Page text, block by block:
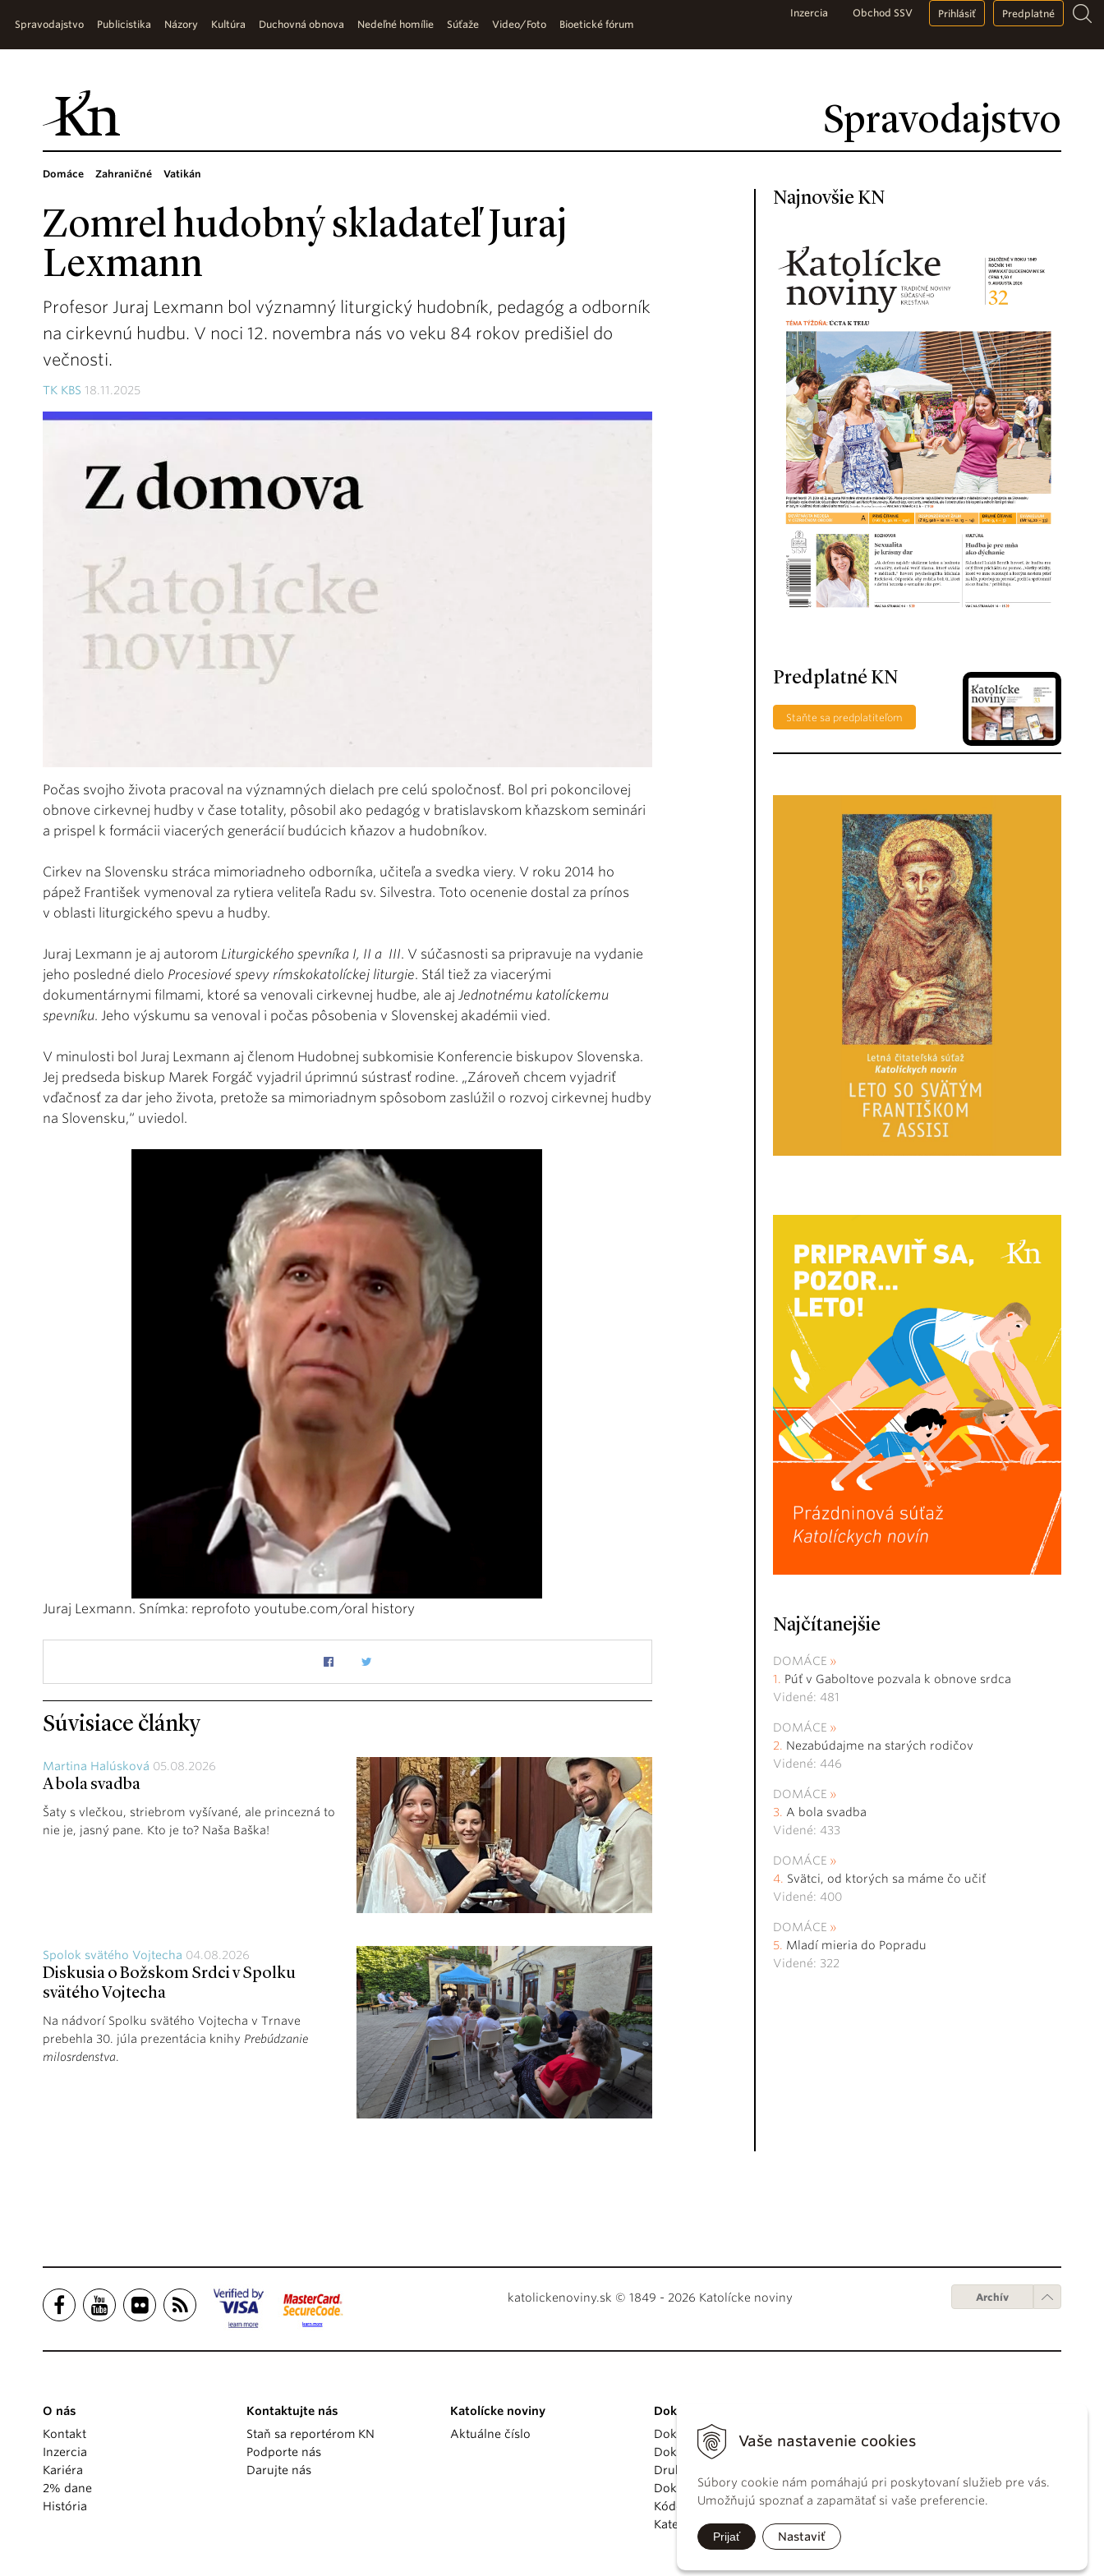
Vaše nastavenie cookies
Súbory cookie nám pomáhajú pri poskytovaní služieb pre vás.
Umožňujú spoznať a zapamätať si vaše preferencie.
Prijať Nastaviť
Spravodajstvo
Spravodajstvo Publicistika Názory Kultúra Duchovná obnova Nedeľné homílie Súťaže Video/Foto Bioetické fórum
Inzercia Obchod SSV Prihlásiť Predplatné
Domáce Zahraničné Vatikán
Zomrel hudobný skladateľ Juraj
Lexmann
Profesor Juraj Lexmann bol významný liturgický hudobník, pedagóg a odborník
na cirkevnú hudbu. V noci 12. novembra nás vo veku 84 rokov predišiel do
večnosti.
TK KBS 18.11.2025
Počas svojho života pracoval na významných dielach pre celú spoločnosť. Bol pri pokoncilovej
obnove cirkevnej hudby v čase totality, pôsobil ako pedagóg v bratislavskom kňazskom seminári
a prispel k formácii viacerých generácií budúcich kňazov a hudobníkov.
Cirkev na Slovensku stráca mimoriadneho odborníka, učiteľa a svedka viery. V roku 2014 ho
pápež František vymenoval za rytiera veliteľa Radu sv. Silvestra. Toto ocenenie dostal za prínos
v oblasti liturgického spevu a hudby.
Juraj Lexmann je aj autorom Liturgického spevníka I, II a III. V súčasnosti sa pripravuje na vydanie
jeho posledné dielo Procesiové spevy rímskokatolíckej liturgie. Stál tiež za viacerými
dokumentárnymi filmami, ktoré sa venovali cirkevnej hudbe, ale aj Jednotnému katolíckemu
spevníku. Jeho výskumu sa venoval i počas pôsobenia v Slovenskej akadémii vied.
V minulosti bol Juraj Lexmann aj členom Hudobnej subkomisie Konferencie biskupov Slovenska.
Jej predseda biskup Marek Forgáč vyjadril úprimnú sústrasť rodine. „Zároveň chcem vyjadriť
vďačnosť za dar jeho života, pretože sa mimoriadnym spôsobom zaslúžil o rozvoj cirkevnej hudby
na Slovensku,“ uviedol.
Juraj Lexmann. Snímka: reprofoto youtube.com/oral history
Súvisiace články
Martina Halúsková 05.08.2026
A bola svadba
Šaty s vlečkou, striebrom vyšívané, ale princezná to
nie je, jasný pane. Kto je to? Naša Baška!
Spolok svätého Vojtecha 04.08.2026
Diskusia o Božskom Srdci v Spolku
svätého Vojtecha
Na nádvorí Spolku svätého Vojtecha v Trnave
prebehla 30. júla prezentácia knihy Prebúdzanie
milosrdenstva.
Najnovšie KN
Predplatné KN
Staňte sa predplatiteľom
Najčítanejšie
DOMÁCE
Púť v Gaboltove pozvala k obnove srdca
Videné: 481
DOMÁCE
Nezabúdajme na starých rodičov
Videné: 446
DOMÁCE
A bola svadba
Videné: 433
DOMÁCE
Svätci, od ktorých sa máme čo učiť
Videné: 400
DOMÁCE
Mladí mieria do Popradu
Videné: 322
katolickenoviny.sk © 1849 - 2026 Katolícke noviny Archív
O nás
Kontakt
Inzercia
Kariéra
2% dane
História
Kontaktujte nás
Staň sa reportérom KN
Podporte nás
Darujte nás
Katolícke noviny
Aktuálne číslo
Dokumenty
Dokumenty pápežov
Dokumenty vatikánskych úradov
Druhý vatikánsky koncil
Dokumenty KBS
Kódex kánonického práva
Katechizmus Katolíckej cirkvi
Digitálne vydanie
Používanie cookies